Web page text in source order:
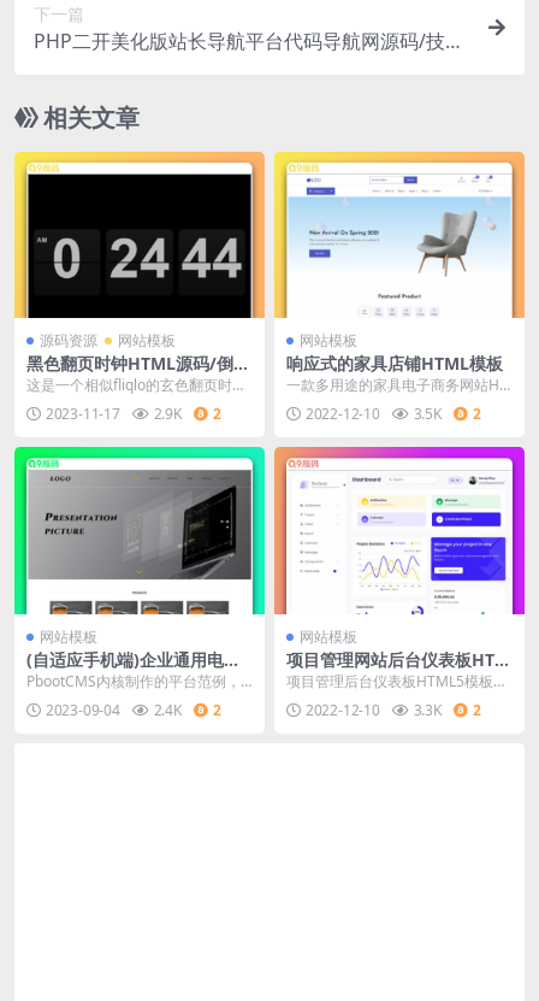
下一篇
PHP二开美化版站长导航平台代码导航网源码/技术
相关文章
源码资源 网站模板
黑色翻页时钟HTML源码/倒计
时单页翻页时钟HTML源码
这是一个相似fliqlo的玄色翻页时钟
HTML代码，它仅包括一个HTML文
件，上...
2023-11-17 2.9K 2
网站模板
响应式的家具店铺HTML模板
一款多用途的家具电子商务网站HT
ML模板。可用于：椅子，沙发，灯
具，桌子，家具类
2022-12-10 3.5K 2
网站模板
(自适应手机端)企业通用电子
产品外贸网站源码 英文外贸p
bootcms模板
PbootCMS内核制作的平台范例，
该范例实用于英文平台、外贸平台
等企业，当然其...
2023-09-04 2.4K 2
网站模板
项目管理网站后台仪表板HTM
L5模板
项目管理后台仪表板HTML5模板是
一款适合系统后台管理网站模板
2022-12-10 3.3K 2